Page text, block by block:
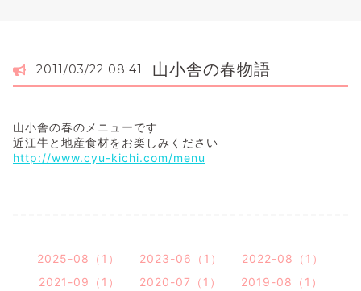
2011/03/22 08:41 山小舎の春物語
山小舎の春のメニューです
近江牛と地産食材をお楽しみください
http://www.cyu-kichi.com/menu
2025-08（1） 2023-06（1）
2022-08（1）
2021-09（1）
2020-07（1）
2019-08（1）